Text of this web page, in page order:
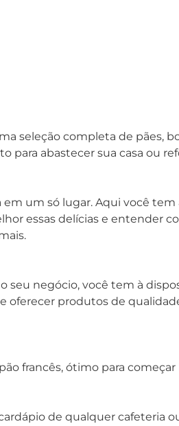
seleção completa de pães,
abastecer sua casa ou
um só lugar. Aqui você
essas delícias e entender
seu negócio, você tem à
oferecer produtos de
francês, ótimo para
de qualquer cafeteria